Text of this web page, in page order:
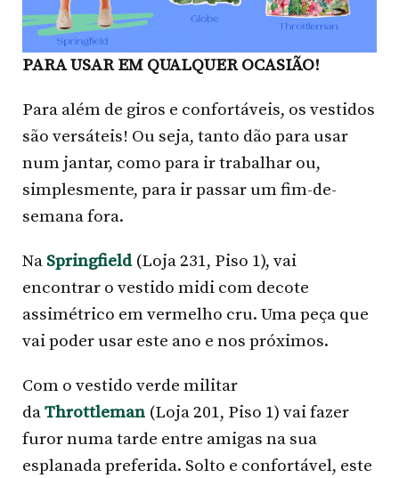
PARA USAR EM QUALQUER OCASIÃO!
Para além de giros e confortáveis, os vestidos
são versáteis! Ou seja, tanto dão para usar
num jantar, como para ir trabalhar ou,
simplesmente, para ir passar um fim-de-
semana fora.
Na Springfield(Loja 231, Piso 1), vai
encontrar o vestido midi com decote
assimétrico em vermelho cru. Uma peça que
vai poder usar este ano e nos próximos.
Com o vestido verde militar
daThrottleman (Loja 201, Piso 1) vai fazer
furor numa tarde entre amigas na sua
esplanada preferida. Solto e confortável, este